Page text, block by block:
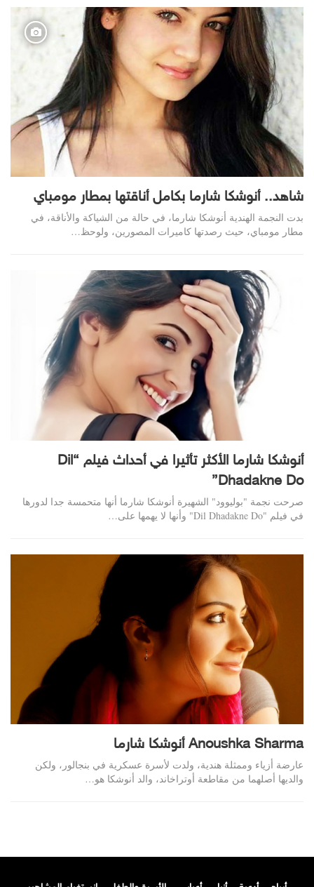
شاهد.. أنوشكا شارما بكامل أناقتها بمطار مومباي
بدت النجمة الهندية أنوشكا شارما، في حالة من الشياكة والأناقة، في
مطار مومباي، حيث رصدتها كاميرات المصورين، ولوحظ…
أنوشكا شارما الأكثر تأثيرا في أحداث فيلم “Dil
Dhadakne Do”
صرحت نجمة "بوليوود" الشهيرة أنوشكا شارما أنها متحمسة جدا لدورها
في فيلم "Dil Dhadakne Do" وأنها لا يهمها على…
Anoushka Sharma أنوشكا شارما
عارضة أزياء وممثلة هندية، ولدت لأسرة عسكرية في بنجالور، ولكن
والديها أصلهما من مقاطعة أوتراخاند، والد أنوشكا هو…